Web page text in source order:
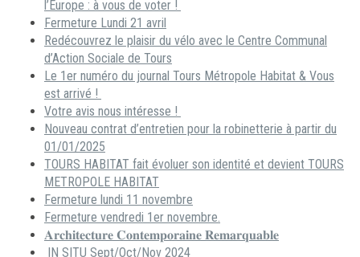
l’Europe : à vous de voter !
Fermeture Lundi 21 avril
Redécouvrez le plaisir du vélo avec le Centre Communal
d’Action Sociale de Tours
Le 1er numéro du journal Tours Métropole Habitat & Vous
est arrivé !
Votre avis nous intéresse !
Nouveau contrat d’entretien pour la robinetterie à partir du
01/01/2025
TOURS HABITAT fait évoluer son identité et devient TOURS
METROPOLE HABITAT
Fermeture lundi 11 novembre
Fermeture vendredi 1er novembre.
𝐀𝐫𝐜𝐡𝐢𝐭𝐞𝐜𝐭𝐮𝐫𝐞 𝐂𝐨𝐧𝐭𝐞𝐦𝐩𝐨𝐫𝐚𝐢𝐧𝐞 𝐑𝐞𝐦𝐚𝐫𝐪𝐮𝐚𝐛𝐥𝐞
IN SITU Sept/Oct/Nov 2024